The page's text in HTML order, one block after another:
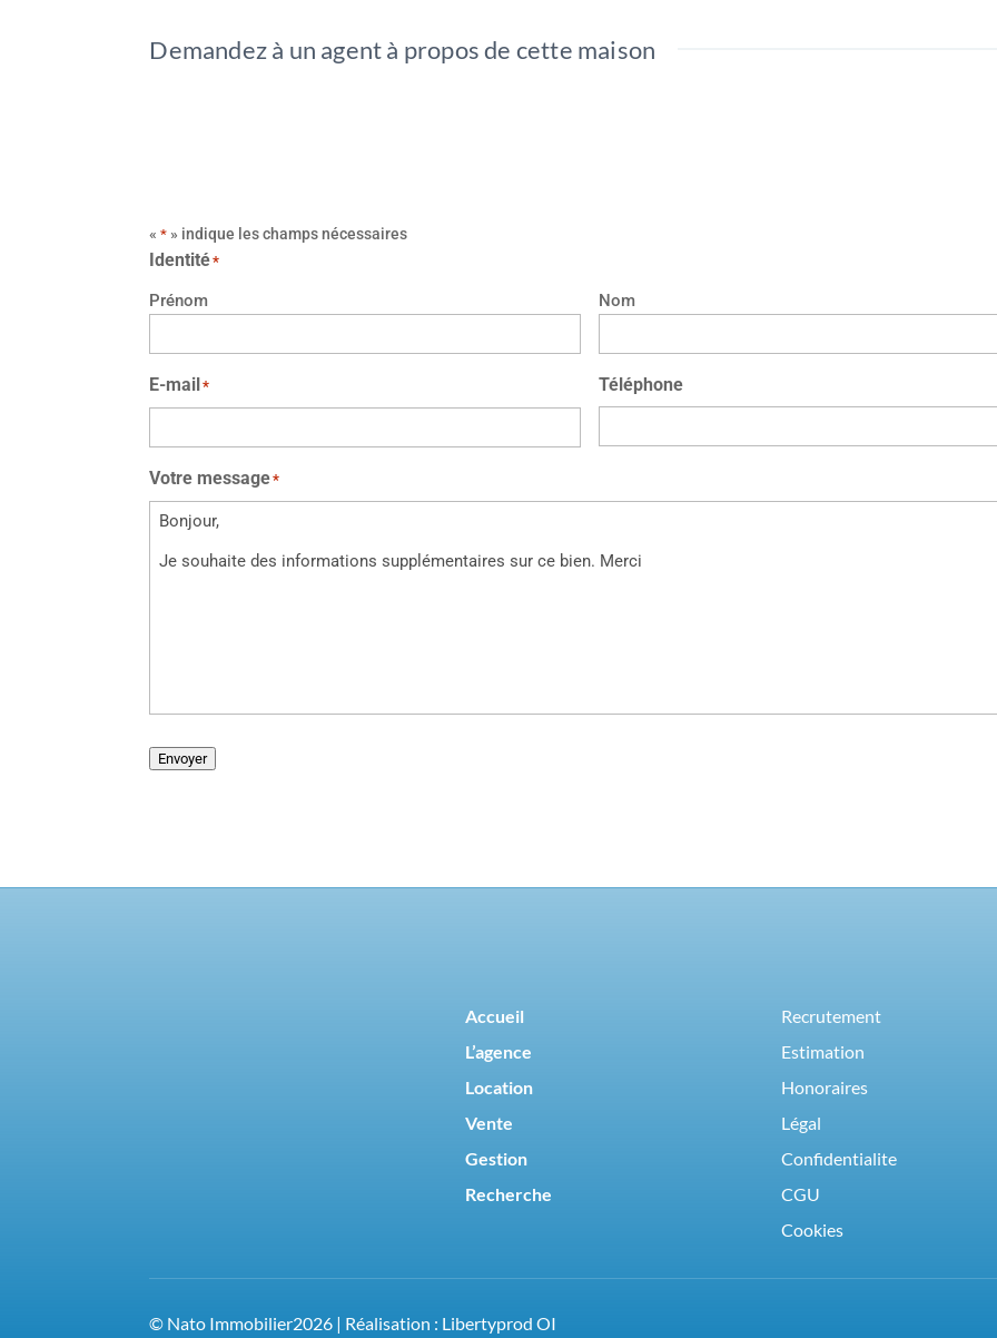
Demandez à un agent à propos de cette maison
«* » indique les champs nécessaires
Identité*
Prénom Nom
E-mail* Téléphone
Votre message*
Envoyer
Accueil
L’agence
Location
Vente
Gestion
Recherche
Recrutement
Estimation
Honoraires
Légal
Confidentialite
CGU
Cookies
© Nato Immobilier2026 | Réalisation : Libertyprod OI